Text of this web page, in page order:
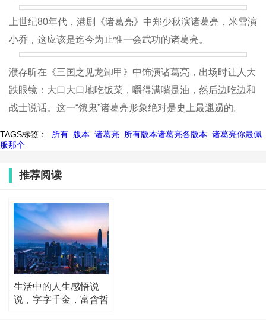
上世纪80年代，港剧《诸葛亮》中郑少秋演诸葛亮，米雪演
小乔，这应该是迄今为止惟一会武功的诸葛亮。
濮存昕在《三国之见龙卸甲》中饰演诸葛亮，出场时让人大
跌眼镜：大口大口地吃饭菜，嚼得满嘴是油，然后边吃边和
战士说话。这一“饿鬼”诸葛亮形象绝对是史上最邋遢的。
TAGS标签： 所有 版本 诸葛亮 所有版本诸葛亮各版本 诸葛亮你最佩
服那个
推荐阅读
生活中的人生感悟说
说，字字千金，富含哲